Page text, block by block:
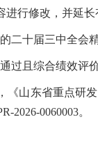
进行修改，并延
二十届三中全会
过且综合绩效评
《山东省重点研
2026-0060003。